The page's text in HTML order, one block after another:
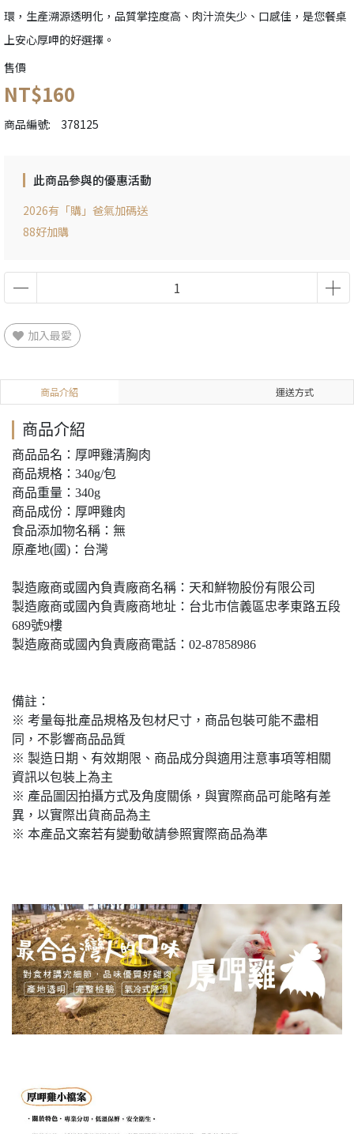
環，生產溯源透明化，品質掌控度高、肉汁流失少、口感佳，是您餐桌
上安心厚呷的好選擇。
售價
NT$160
商品編號: 378125
此商品參與的優惠活動
2026有「購」爸氣加碼送
88好加購
加入最愛
商品介紹 運送方式
商品介紹
商品品名：厚呷雞清胸肉
商品規格：340g/包
商品重量：340g
商品成份：厚呷雞肉
食品添加物名稱：無
原產地(國)：台灣
製造廠商或國內負責廠商名稱：天和鮮物股份有限公司
製造廠商或國內負責廠商地址：台北市信義區忠孝東路五段
689號9樓
製造廠商或國內負責廠商電話：02-87858986
備註：
※ 考量每批產品規格及包材尺寸，商品包裝可能不盡相
同，不影響商品品質
※ 製造日期、有效期限、商品成分與適用注意事項等相關
資訊以包裝上為主
※ 產品圖因拍攝方式及角度關係，與實際商品可能略有差
異，以實際出貨商品為主
※ 本產品文案若有變動敬請參照實際商品為準